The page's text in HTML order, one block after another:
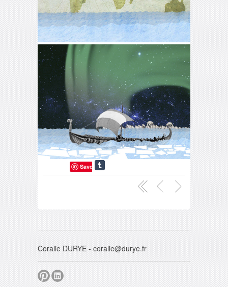
Save
Coralie DURYE - coralie@durye.fr